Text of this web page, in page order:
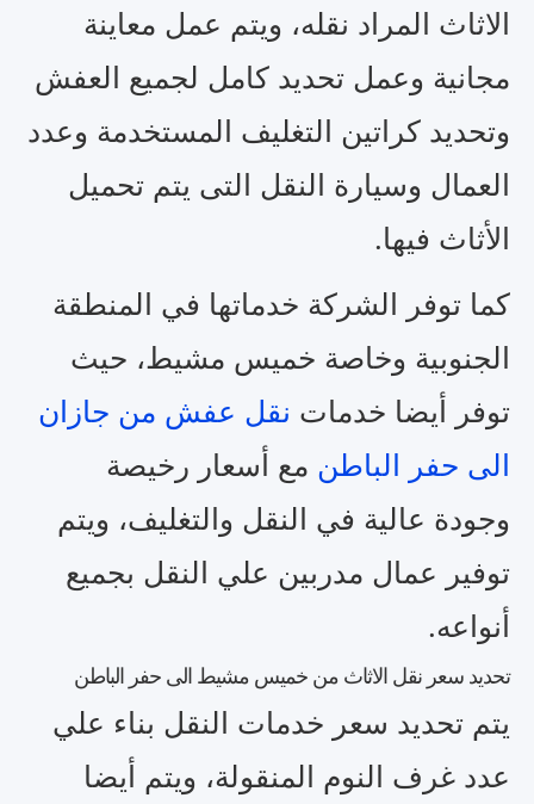
الاثاث المراد نقله، ويتم عمل معاينة
مجانية وعمل تحديد كامل لجميع العفش
وتحديد كراتين التغليف المستخدمة وعدد
العمال وسيارة النقل التى يتم تحميل
الأثاث فيها.
كما توفر الشركة خدماتها في المنطقة
الجنوبية وخاصة خميس مشيط، حيث
توفر أيضا خدمات نقل عفش من جازان
الى حفر الباطنمع أسعار رخيصة
وجودة عالية في النقل والتغليف، ويتم
توفير عمال مدربين علي النقل بجميع
أنواعه.
تحديد سعر نقل الاثاث من خميس مشيط الى حفر الباطن
يتم تحديد سعر خدمات النقل بناء علي
عدد غرف النوم المنقولة، ويتم أيضا